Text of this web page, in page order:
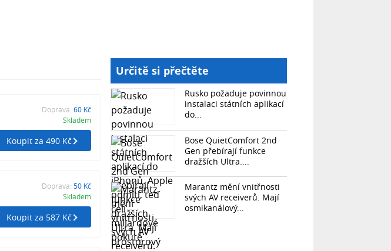
Doprava: 60 Kč
Skladem
Koupit za 490 Kč
Doprava: 50 Kč
Skladem
Koupit za 587 Kč
Určitě si přečtěte
Rusko požaduje povinnou
instalaci státních aplikací
do...
Bose QuietComfort 2nd
Gen přebírají funkce
dražších Ultra....
Marantz mění vnitřnosti
svých AV receiverů. Mají
osmikanálový...